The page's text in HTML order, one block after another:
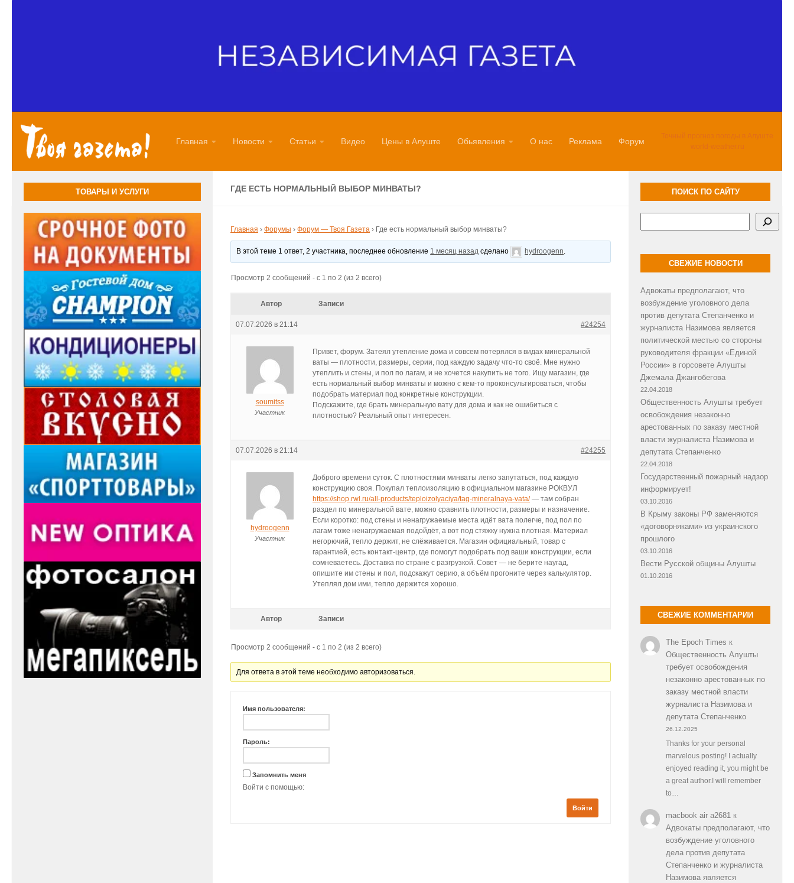
Главная Новости Статьи Видео Цены в Алуште Обьявления О нас Реклама Форум
Точный прогноз погоды в Алуште
world-weather.ru
ГДЕ ЕСТЬ НОРМАЛЬНЫЙ ВЫБОР МИНВАТЫ?
Главная › Форумы › Форум — Твоя Газета › Где есть нормальный выбор минваты?
В этой теме 1 ответ, 2 участника, последнее обновление 1 месяц назад сделано hydroogenn.
Просмотр 2 сообщений - с 1 по 2 (из 2 всего)
Автор Записи
07.07.2026 в 21:14 #24254
soumitss
Участник
Привет, форум. Затеял утепление дома и совсем потерялся в видах минеральной
ваты — плотности, размеры, серии, под каждую задачу что-то своё. Мне нужно
утеплить и стены, и пол по лагам, и не хочется накупить не того. Ищу магазин, где
есть нормальный выбор минваты и можно с кем-то проконсультироваться, чтобы
подобрать материал под конкретные конструкции.
Подскажите, где брать минеральную вату для дома и как не ошибиться с
плотностью? Реальный опыт интересен.
07.07.2026 в 21:14 #24255
hydroogenn
Участник
Доброго времени суток. С плотностями минваты легко запутаться, под каждую
конструкцию своя. Покупал теплоизоляцию в официальном магазине РОКВУЛ
https://shop.rwl.ru/all-products/teploizolyaciya/tag-mineralnaya-vata/— там собран
раздел по минеральной вате, можно сравнить плотности, размеры и назначение.
Если коротко: под стены и ненагружаемые места идёт вата полегче, под пол по
лагам тоже ненагружаемая подойдёт, а вот под стяжку нужна плотная. Материал
негорючий, тепло держит, не слёживается. Магазин официальный, товар с
гарантией, есть контакт-центр, где помогут подобрать под ваши конструкции, если
сомневаетесь. Доставка по стране с разгрузкой. Совет — не берите наугад,
опишите им стены и пол, подскажут серию, а объём прогоните через калькулятор.
Утеплял дом ими, тепло держится хорошо.
Автор Записи
Просмотр 2 сообщений - с 1 по 2 (из 2 всего)
Для ответа в этой теме необходимо авторизоваться.
Имя пользователя:
Пароль:
Запомнить меня
Войти с помощью:
Войти
ТОВАРЫ И УСЛУГИ ПОИСК ПО САЙТУ
СВЕЖИЕ НОВОСТИ
Адвокаты предполагают, что
возбуждение уголовного дела
против депутата Степанченко и
журналиста Назимова является
политической местью со стороны
руководителя фракции «Единой
России» в горсовете Алушты
Джемала Джангобегова
22.04.2018
Общественность Алушты требует
освобождения незаконно
арестованных по заказу местной
власти журналиста Назимова и
депутата Степанченко
22.04.2018
Государственный пожарный надзор
информирует!
03.10.2016
В Крыму законы РФ заменяются
«договорняками» из украинского
прошлого
03.10.2016
Вести Русской общины Алушты
01.10.2016
СВЕЖИЕ КОММЕНТАРИИ
The Epoch Times к
Общественность Алушты
требует освобождения
незаконно арестованных по
заказу местной власти
журналиста Назимова и
депутата Степанченко
26.12.2025
Thanks for your personal
marvelous posting! I actually
enjoyed reading it, you might be
a great author.I will remember
to…
macbook air a2681к
Адвокаты предполагают, что
возбуждение уголовного
дела против депутата
Степанченко и журналиста
Назимова является